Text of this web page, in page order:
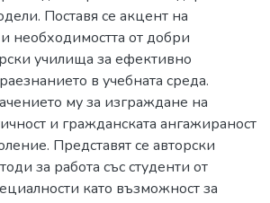
Поставя се акцент на
необходимостта от добри
училища за ефективно
в учебната среда.
му за изграждане на
и гражданската ангажираност
Представят се авторски
за работа със студенти от
като възможност за